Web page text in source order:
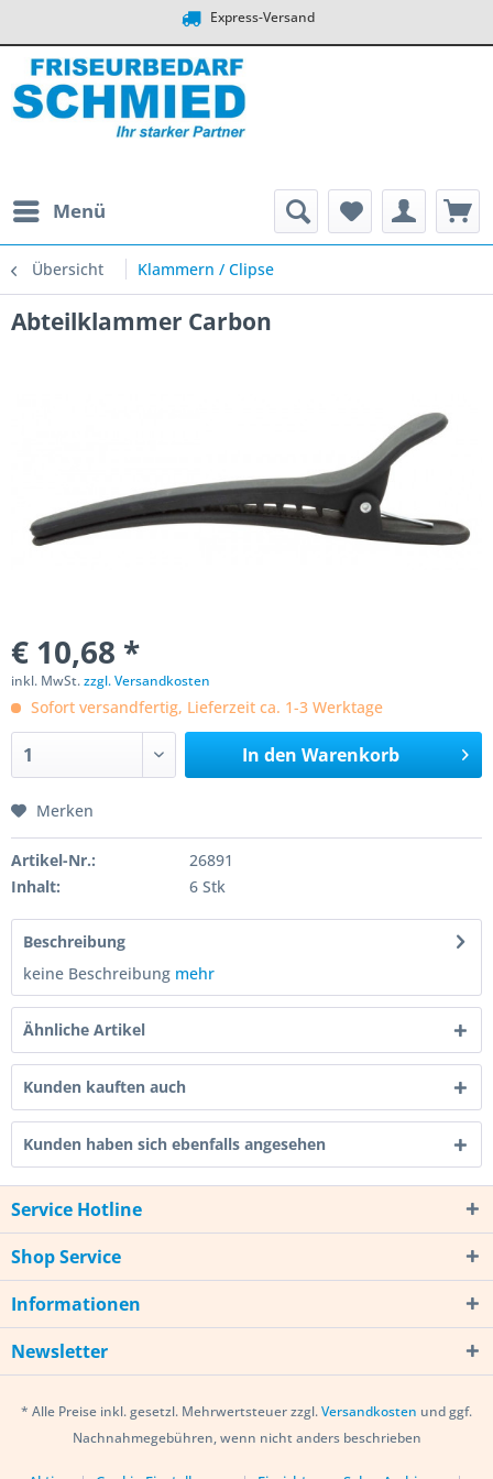
Express-Versand
Menü
Übersicht Klammern / Clipse
Abteilklammer Carbon
€ 10,68 *
inkl. MwSt.zzgl. Versandkosten
Sofort versandfertig, Lieferzeit ca. 1-3 Werktage
In den Warenkorb
Merken
Artikel-Nr.:
26891
Inhalt:
6 Stk
Beschreibung
keine Beschreibung mehr
Ähnliche Artikel
Kunden kauften auch
Kunden haben sich ebenfalls angesehen
Service Hotline
Shop Service
Informationen
Newsletter
* Alle Preise inkl. gesetzl. Mehrwertsteuer zzgl.Versandkosten und ggf.
Nachnahmegebühren, wenn nicht anders beschrieben